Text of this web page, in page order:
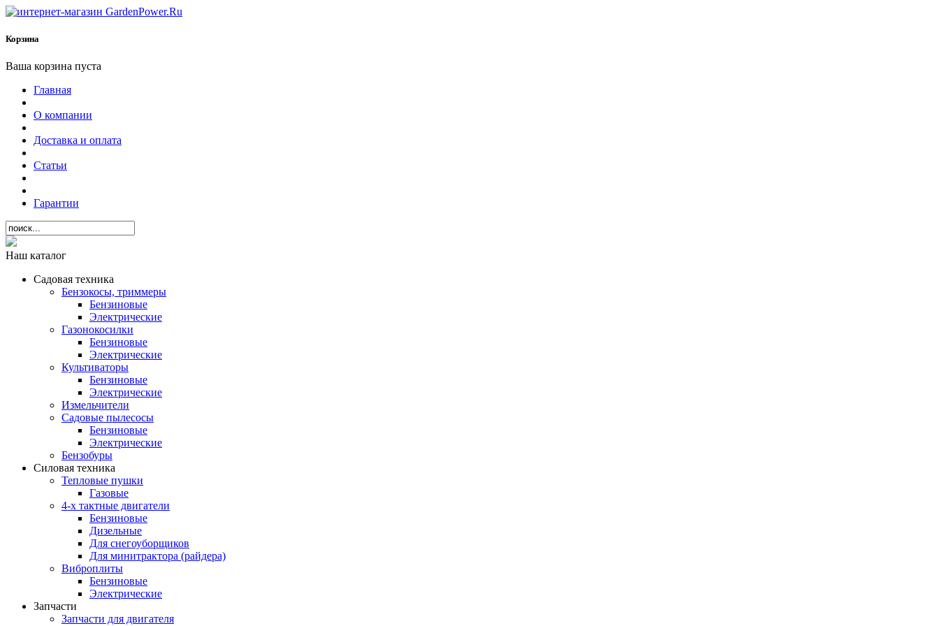
Корзина
Ваша корзина пуста
Главная
О компании
Доставка и оплата
Статьи
Гарантии
Наш каталог
Садовая техника
Бензокосы, триммеры
Бензиновые
Электрические
Газонокосилки
Бензиновые
Электрические
Культиваторы
Бензиновые
Электрические
Измельчители
Садовые пылесосы
Бензиновые
Электрические
Бензобуры
Силовая техника
Тепловые пушки
Газовые
4-х тактные двигатели
Бензиновые
Дизельные
Для снегоуборщиков
Для минитрактора (райдера)
Виброплиты
Бензиновые
Электрические
Запчасти
Запчасти для двигателя